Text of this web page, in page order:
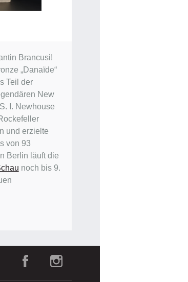
Brancusi!
„Danaïde“
Teil der
New
I. Newhouse
und erzielte
von 93
Berlin läuft die
noch bis 9.